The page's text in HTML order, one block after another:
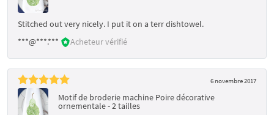
Stitched out very nicely. I put it on a terr dishtowel.
***@***.***
Acheteur vérifié
6 novembre 2017
Motif de broderie machine Poire décorative
ornementale - 2 tailles